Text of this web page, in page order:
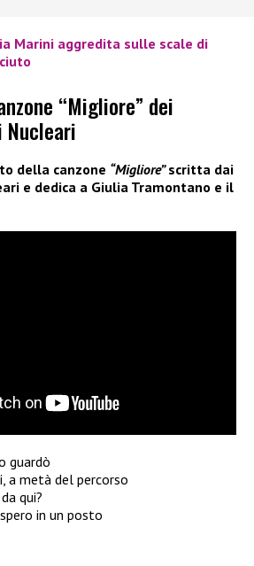
Marini aggredita sulle scale di
“Migliore” dei
della canzone “Migliore”scritta dai
e dedica a Giulia Tramontano e il
guardò
a metà del percorso
qui?
in un posto